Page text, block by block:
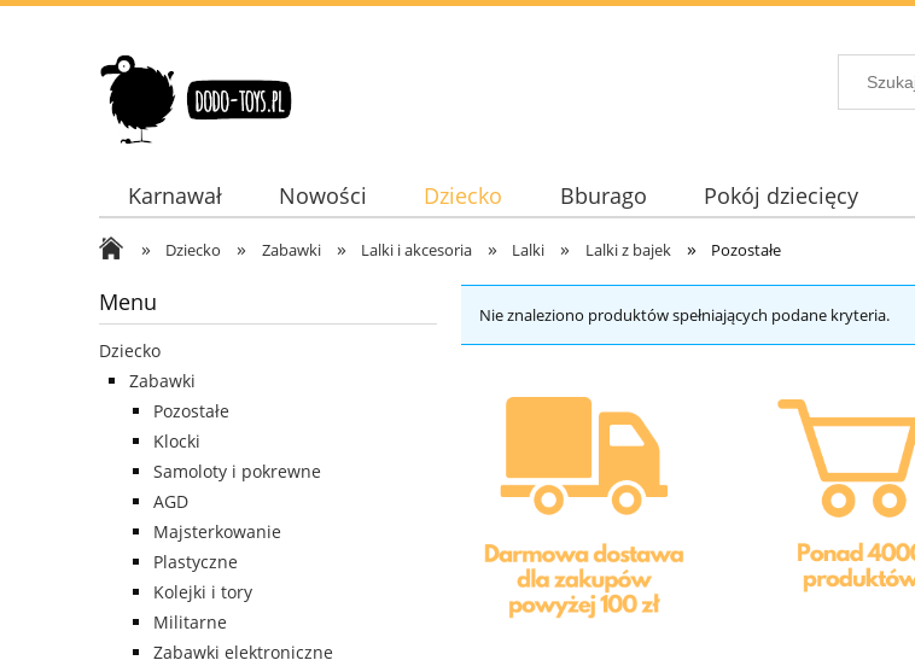
Karnawał Nowości Dziecko Bburago Pokój dziecięcy
Dodatki
» Dziecko » Zabawki » Lalki i akcesoria » Lalki » Lalki z bajek » Pozostałe
Menu
Dziecko
Zabawki
Pozostałe
Klocki
Samoloty i pokrewne
AGD
Majsterkowanie
Plastyczne
Kolejki i tory
Militarne
Zabawki elektroniczne
Nie znaleziono produktów spełniających podane kryteria.